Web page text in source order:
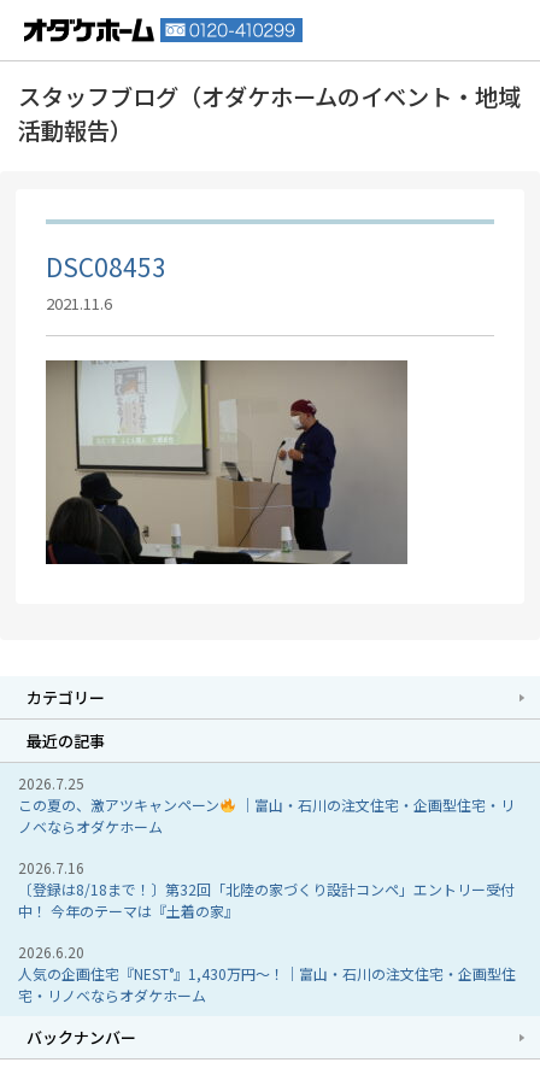
DSC08453
2021.11.6
カテゴリー
最近の記事
2026.7.25
この夏の、激アツキャンペーン
｜富山・石川の注文住宅・企画型住宅・リ
ノベならオダケホーム
2026.7.16
〔登録は8/18まで！〕第32回「北陸の家づくり設計コンペ」エントリー受付
中！ 今年のテーマは『土着の家』
2026.6.20
人気の企画住宅『NEST°』1,430万円～！｜富山・石川の注文住宅・企画型住
宅・リノベならオダケホーム
バックナンバー